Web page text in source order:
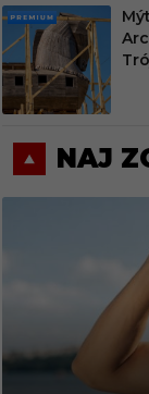
PRE
MIU
M
NAJ